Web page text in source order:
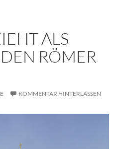
ALS
RÖMER
KOMMENTAR HINTERLASSEN